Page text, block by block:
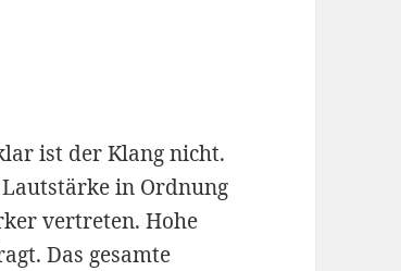
ist der Klang nicht.
in Ordnung
vertreten. Hohe
Das gesamte